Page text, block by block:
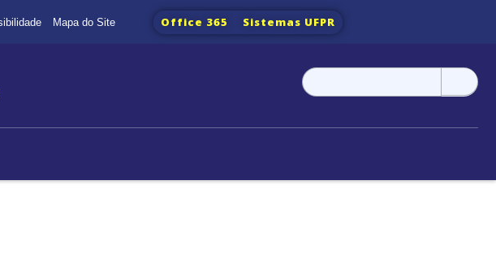
Mapa do Site Office 365 Sistemas UFPR
Pesquisar
por: